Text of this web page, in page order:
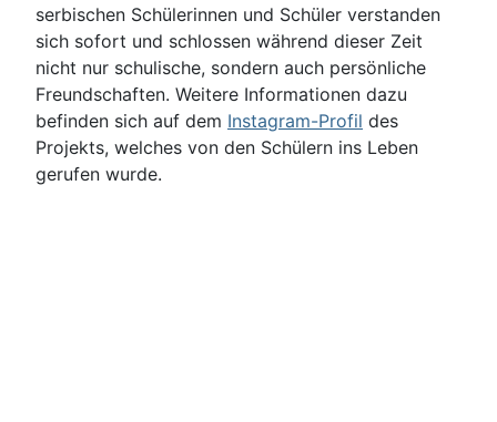
serbischen Schülerinnen und Schüler verstanden
sich sofort und schlossen während dieser Zeit
nicht nur schulische, sondern auch persönliche
Freundschaften. Weitere Informationen dazu
befinden sich auf dem Instagram-Profil des
Projekts, welches von den Schülern ins Leben
gerufen wurde.